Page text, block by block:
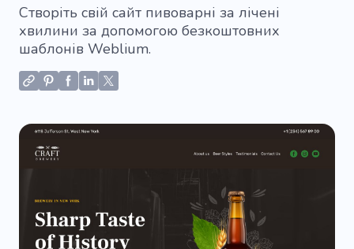
Створіть свій сайт пивоварні за лічені
хвилини за допомогою безкоштовних
шаблонів Weblium.